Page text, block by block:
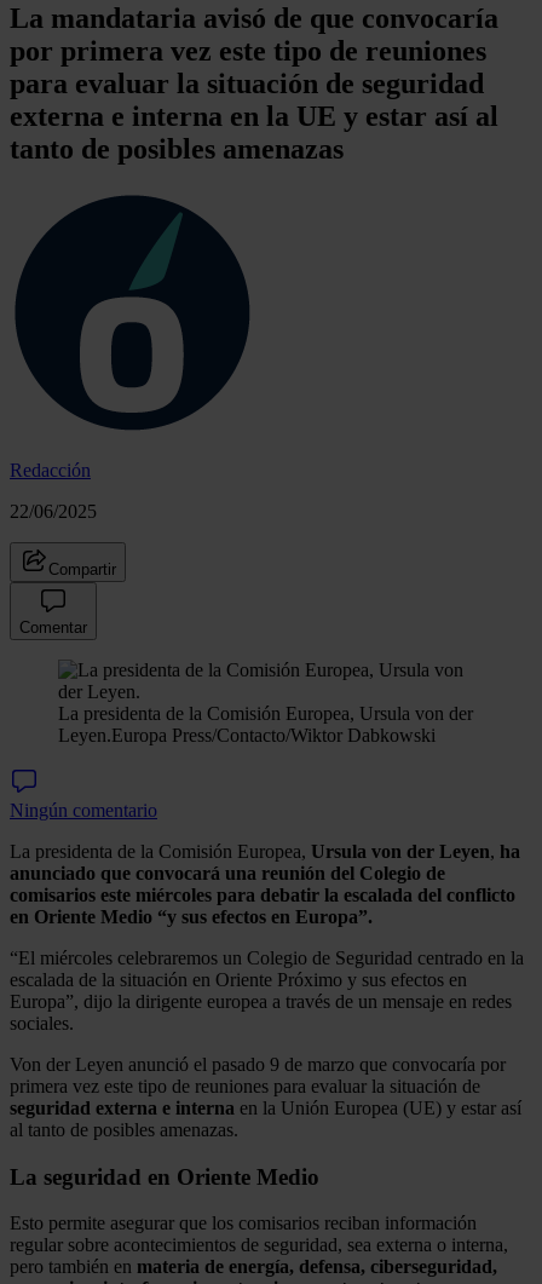
La mandataria avisó de que convocaría
por primera vez este tipo de reuniones
para evaluar la situación de seguridad
externa e interna en la UE y estar así al
tanto de posibles amenazas
Redacción
22/06/2025
Compartir
Comentar
La presidenta de la Comisión Europea, Ursula von der
Leyen.Europa Press/Contacto/Wiktor Dabkowski
Ningún comentario
La presidenta de la Comisión Europea, Ursula von der Leyen, ha
anunciado que convocará una reunión del Colegio de
comisarios este miércoles para debatir la escalada del conflicto
en Oriente Medio “y sus efectos en Europa”.
“El miércoles celebraremos un Colegio de Seguridad centrado en la
escalada de la situación en Oriente Próximo y sus efectos en
Europa”, dijo la dirigente europea a través de un mensaje en redes
sociales.
Von der Leyen anunció el pasado 9 de marzo que convocaría por
primera vez este tipo de reuniones para evaluar la situación de
seguridad externa e interna en la Unión Europea (UE) y estar así
al tanto de posibles amenazas.
La seguridad en Oriente Medio
Esto permite asegurar que los comisarios reciban información
regular sobre acontecimientos de seguridad, sea externa o interna,
pero también en materia de energía, defensa, ciberseguridad,